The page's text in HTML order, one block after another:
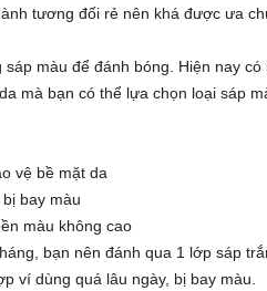
tương đối rẻ nên khá được ưa
màu để đánh bóng. Hiện nay
mà bạn có thể lựa chọn loại sáp
vệ bề mặt da
bay màu
màu không cao
bạn nên đánh qua 1 lớp sáp
ví dùng quá lâu ngày, bị bay màu.